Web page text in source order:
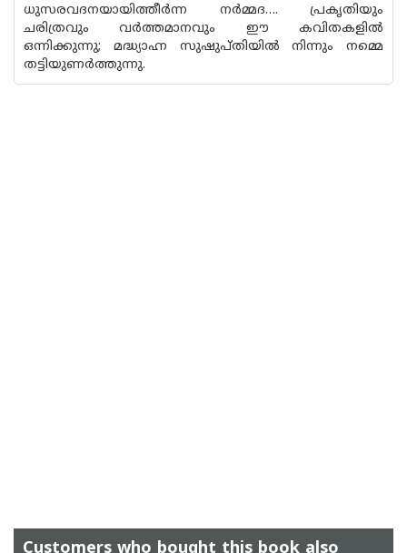
ധുസരവദനയായിത്തീര്‍ന്ന നര്‍മ്മദ…. പ്രകൃതിയും
ചരിത്രവും വര്‍ത്തമാനവും ഈ കവിതകളില്‍
ഒന്നിക്കുന്നു; മദ്ധ്യാഹ്ന സുഷുപ്തിയില്‍ നിന്നും നമ്മെ
തട്ടിയുണര്‍ത്തുന്നു.